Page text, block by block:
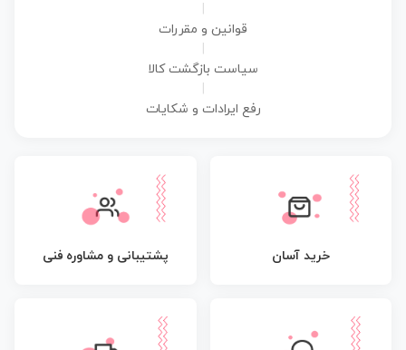
قوانین و مقررات
سیاست بازگشت کالا
رفع ایرادات و شکایات
خرید آسان پشتیبانی و مشاوره فنی